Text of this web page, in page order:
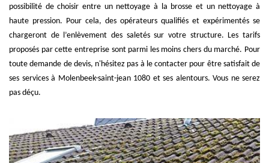
possibilité de choisir entre un nettoyage à la brosse et un nettoyage à
haute pression. Pour cela, des opérateurs qualifiés et expérimentés se
chargeront de l’enlèvement des saletés sur votre structure. Les tarifs
proposés par cette entreprise sont parmi les moins chers du marché. Pour
toute demande de devis, n'hésitez pas à le contacter pour être satisfait de
ses services à Molenbeek-saint-jean 1080 et ses alentours. Vous ne serez
pas déçu.